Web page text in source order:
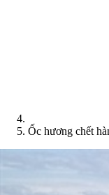
Ốc hương chết